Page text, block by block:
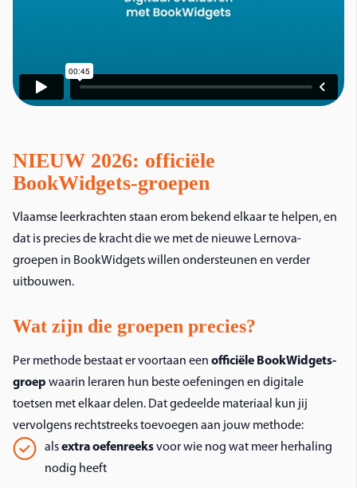
NIEUW 2026: officiële
BookWidgets-groepen
Vlaamse leerkrachten staan erom bekend elkaar te helpen, en
dat is precies de kracht die we met de nieuwe Lernova-
groepen in BookWidgets willen ondersteunen en verder
uitbouwen.
Wat zijn die groepen precies?
Per methode bestaat er voortaan een officiële BookWidgets-
groep waarin leraren hun beste oefeningen en digitale
toetsen met elkaar delen. Dat gedeelde materiaal kun jij
vervolgens rechtstreeks toevoegen aan jouw methode:
alsextra oefenreeksvoor wie nog wat meer herhaling
nodig heeft